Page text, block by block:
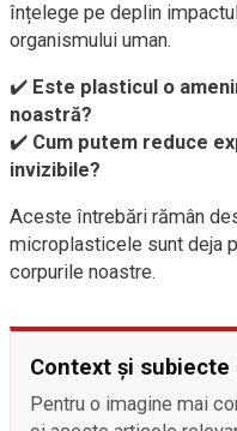
înțelege pe deplin
organismului uman.
✔️ Este plasticul o
noastră?
✔️ Cum putem reduce
invizibile?
Aceste întrebări rămân
microplasticele sunt deja
corpurile noastre.
Context și subiecte
Pentru o imagine mai